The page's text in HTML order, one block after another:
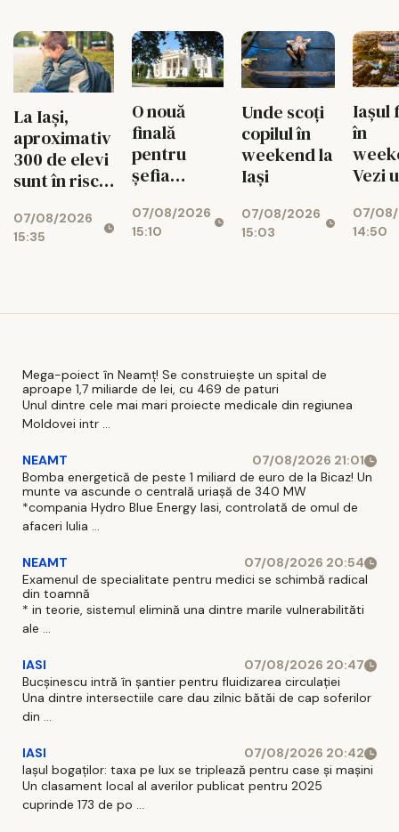
centrală
uriașă de
340 MW
La Iași,
aproximativ
300 de elevi
sunt în risc
07/08/2026
15:35
O nouă
finală
pentru
șefia
Au rămas
doi
07/08/2026
15:10
Unde scoți
copilul în
weekend la
Iași
07/08/2026
15:03
Iașul
în
Vezi
ieși
9
07/
14:50
Mega-poiect în Neamț! Se construiește un spital de
aproape 1,7 miliarde de lei, cu 469 de paturi
Unul dintre cele mai mari proiecte medicale din regiunea
Moldovei intr ...
NEAMT
07/08/2026 21:01
Bomba energetică de peste 1 miliard de euro de la Bicaz! Un
munte va ascunde o centrală uriașă de 340 MW
*compania Hydro Blue Energy Iasi, controlată de omul de
afaceri Iulia ...
NEAMT
07/08/2026 20:54
Examenul de specialitate pentru medici se schimbă radical
din toamnă
* in teorie, sistemul elimină una dintre marile vulnerabilităti
ale ...
IASI
07/08/2026 20:47
Bucșinescu intră în șantier pentru fluidizarea circulației
Una dintre intersectiile care dau zilnic bătăi de cap soferilor
din ...
IASI
07/08/2026 20:42
Iașul bogaților: taxa pe lux se triplează pentru case și mașini
Un clasament local al averilor publicat pentru 2025
cuprinde 173 de po ...